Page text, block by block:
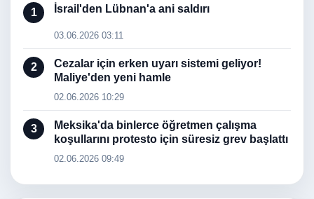
1 İsrail'den Lübnan'a ani saldırı
03.06.2026 03:11
2
Cezalar için erken uyarı sistemi geliyor!
Maliye'den yeni hamle
02.06.2026 10:29
3
Meksika'da binlerce öğretmen çalışma
koşullarını protesto için süresiz grev başlattı
02.06.2026 09:49